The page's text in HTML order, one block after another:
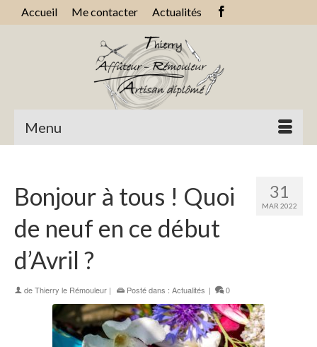
Accueil Me contacter Actualités
Menu
31
MAR 2022
Bonjour à tous ! Quoi
de neuf en ce début
d’Avril ?
deThierry le Rémouleur | Posté dans : Actualités | 0